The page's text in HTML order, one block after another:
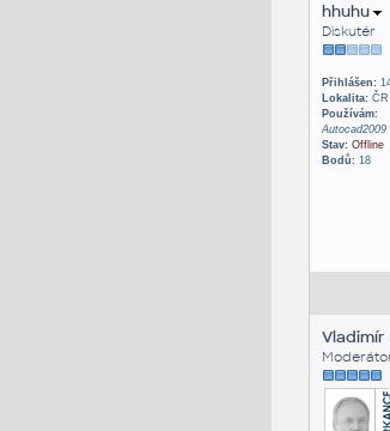
hhuhu
Diskutér
Přihlášen:
Lokalita:ČR
Používám:
Autocad2009
Stav: Offline
Bodů:18
Vladimír